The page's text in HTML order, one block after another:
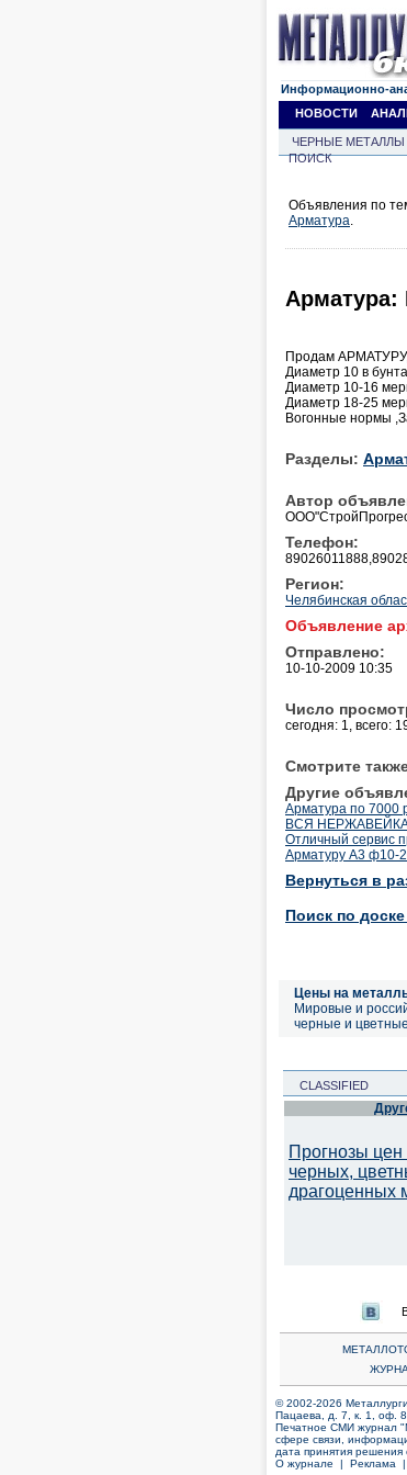
Информационно-
НОВОСТИ
ЧЕРНЫЕ МЕТАЛЛЫ
ПОИСК
Объявления по
Арматура.
Продам
Диаметр 10 в
Диаметр 10-16
Диаметр 18-25
Вогонные нормы
Разделы:
Автор
Телефон:
Регион:
Челябинская
Объявление
Отправлено:
10-10-2009 10:35
Число
сегодня: 1, всего:
Смотрите
Другие
Арматура по 7000
ВСЯ НЕРЖАВЕЙКА
Отличный сервис
Арматуру А3 ф10-
Вернуться в
Поиск по
Цены на
Мировые и
черные и
CLASSIFIED
Прогнозы
черных,
драгоценных
© 2002-2026
Пацаева, д. 7, к. 1, оф.
Печатное СМИ журнал
сфере связи,
дата принятия решения
О журнале | Реклама |